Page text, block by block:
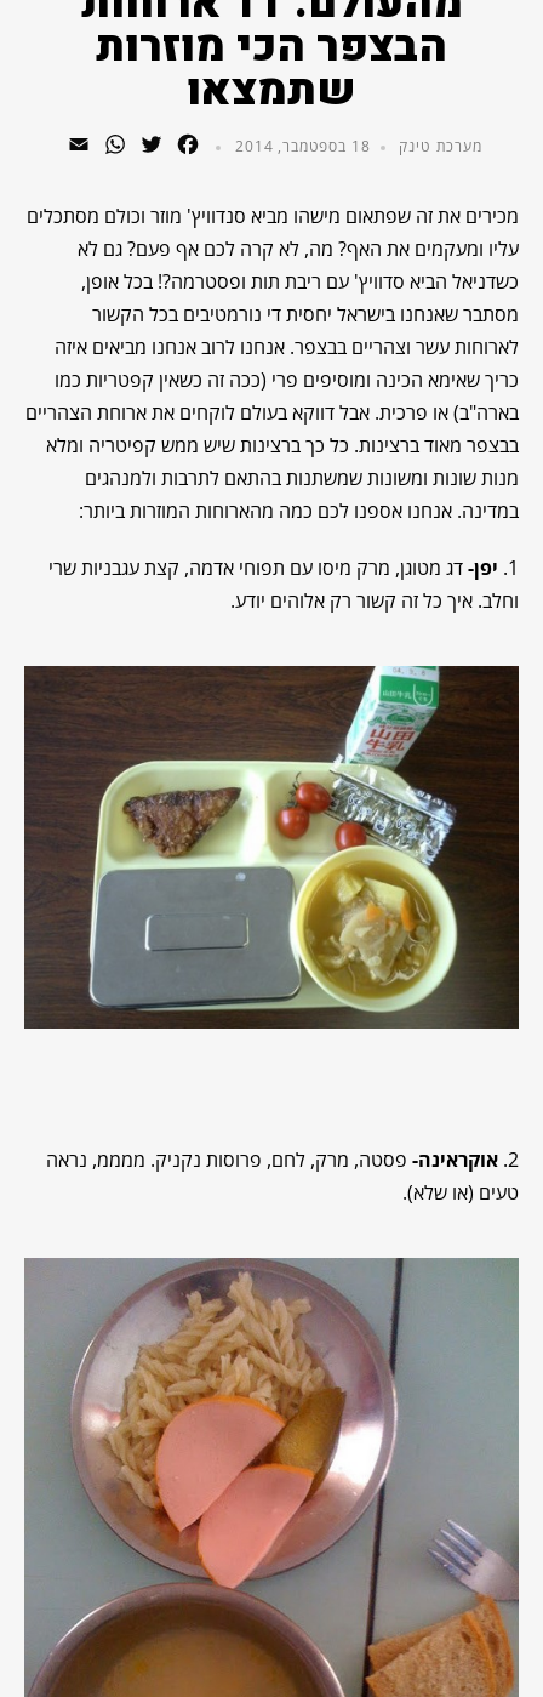
הבצפר הכי מוזרות
שתמצאו
מערכת טינק 18 בספטמבר, 2014 Facebook
Twitter
WhatsApp
מכירים את זה שפתאום מישהו מביא סנדוויץ' מוזר וכולם מסתכלים
עליו ומעקמים את האף? מה, לא קרה לכם אף פעם? גם לא
כשדניאל הביא סדוויץ' עם ריבת תות ופסטרמה?! בכל אופן,
מסתבר שאנחנו בישראל יחסית די נורמטיבים בכל הקשור
לארוחות עשר וצהריים בבצפר. אנחנו לרוב אנחנו מביאים איזה
כריך שאימא הכינה ומוסיפים פרי (ככה זה כשאין קפטריות כמו
בארה"ב) או פרכית. אבל דווקא בעולם לוקחים את ארוחת הצהריים
בבצפר מאוד ברצינות. כל כך ברצינות שיש ממש קפיטריה ומלא
מנות שונות ומשונות שמשתנות בהתאם לתרבות ולמנהגים
במדינה. אנחנו אספנו לכם כמה מהארוחות המוזרות ביותר:
1. יפן-דג מטוגן, מרק מיסו עם תפוחי אדמה, קצת עגבניות שרי
וחלב. איך כל זה קשור רק אלוהים יודע.
2. אוקראינה- פסטה, מרק, לחם, פרוסות נקניק. ממממ, נראה
טעים (או שלא).